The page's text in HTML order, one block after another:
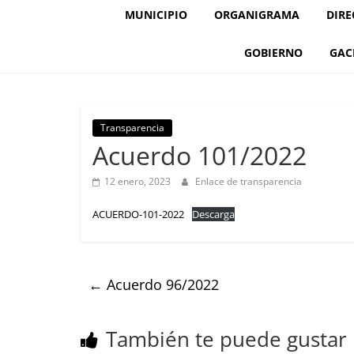
MUNICIPIO ORGANIGRAMA
GOBIERNO
Transparencia
Acuerdo 101/2022
12 enero, 2023 Enlace de transparencia
ACUERDO-101-2022 Descarga
← Acuerdo 96/2022
También te puede gustar